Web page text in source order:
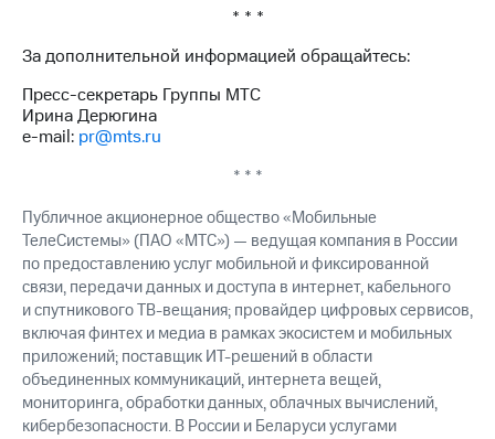
именных
Другое
Регистратор
деловая этика
На главную
* * *
За дополнительной информацией обращайтесь:
Пресс-секретарь Группы МТС
Ирина Дерюгина
e-mail: pr@mts.ru
* * *
Публичное акционерное общество «Мобильные
ТелеСистемы» (ПАО «МТС») — ведущая компания в России
по предоставлению услуг мобильной и фиксированной
связи, передачи данных и доступа в интернет, кабельного
и спутникового ТВ-вещания; провайдер цифровых сервисов,
включая финтех и медиа в рамках экосистем и мобильных
приложений; поставщик ИТ-решений в области
объединенных коммуникаций, интернета вещей,
мониторинга, обработки данных, облачных вычислений,
кибербезопасности. В России и Беларуси услугами